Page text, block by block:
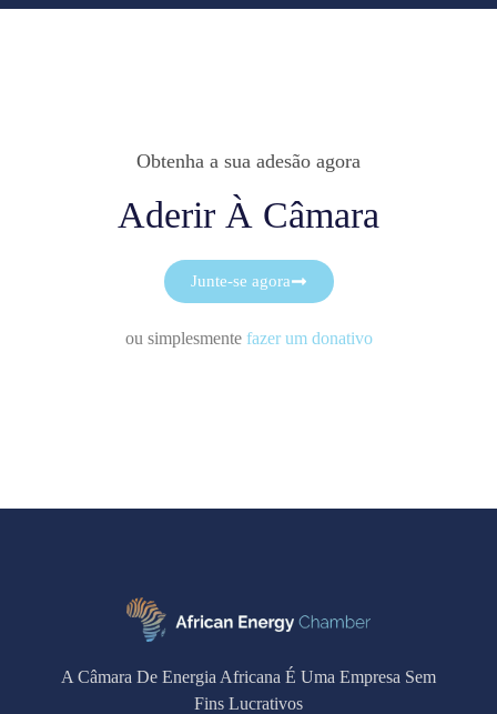
Obtenha a sua adesão agora
Aderir À Câmara
Junte-se agora
ou simplesmente fazer um donativo
A Câmara De Energia Africana É Uma Empresa Sem
Fins Lucrativos